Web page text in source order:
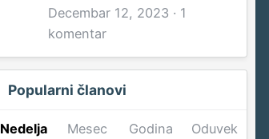
Decembar 12, 2023 · 1
komentar
Popularni članovi
Nedelja Mesec Godina Oduvek